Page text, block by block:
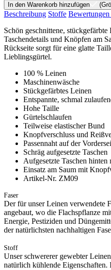
In den Warenkorb hinzufügen
Beschreibung Stoffe Bewertungen
Schön geschnittene,
Taschendetails und Knöpfen am
Rückseite sorgt für eine glatte
Lieblingsgürtel.
100 % Leinen
Maschinenwäsche
Stückgefärbtes Leinen
Entspannte, schmal
Hohe Taille
Gürtelschlaufen
Teilweise elastischer Bund
Knopfverschluss und
Passennaht auf der
Schräg aufgesetzte Taschen
Aufgesetzte Taschen
Einsatz am Saum mit
Artikel-Nr. ZM09
Faser
Der für unser Leinen verwendete
angebaut, wo die Flachspflanze
Energie, Pestiziden und
der natürlichsten nachhaltigen
Stoff
Unser schwererer gewebter
natürlich kühlende Eigenschaften.